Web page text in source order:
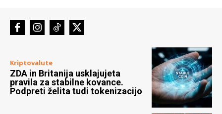
Kriptovalute
ZDA in Britanija usklajujeta
pravila za stabilne kovance.
Podpreti želita tudi tokenizacijo